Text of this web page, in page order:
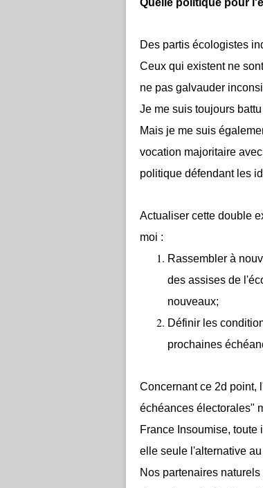
Quelle politique pour
Des partis écologistes
Ceux qui existent ne
ne pas galvauder
Je me suis toujours
Mais je me suis
vocation majoritaire
politique défendant les
Actualiser cette double
moi :
Rassembler à
des assises de
nouveaux;
Définir les
prochaines
Concernant ce 2d point,
échéances électorales"
France Insoumise, toute
elle seule l'alternative
Nos partenaires